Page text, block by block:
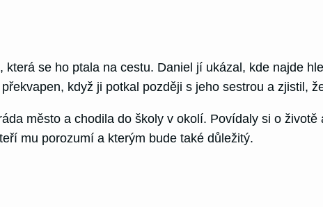
se ho ptala na cestu. Daniel jí ukázal, kde najde
když ji potkal později s jeho sestrou a zjistil,
město a chodila do školy v okolí. Povídaly si o životě
mu porozumí a kterým bude také důležitý.